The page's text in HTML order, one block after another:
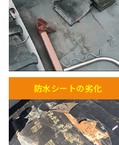
防水シートの劣化